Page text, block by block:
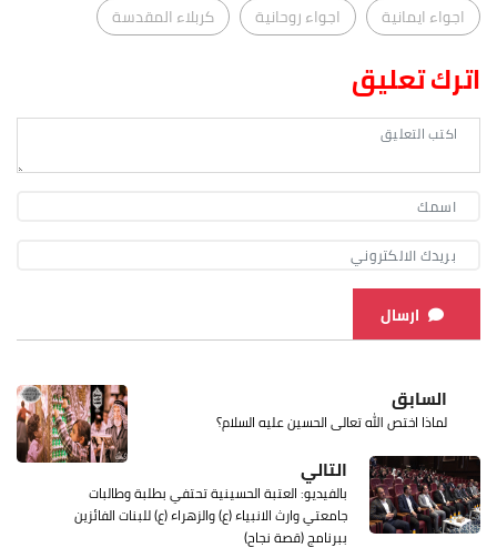
اجواء ايمانية
اجواء روحانية كربلاء المقدسة
اترك تعليق
ارسال
السابق
لماذا اختص الله تعالى الحسين عليه السلام؟
التالي
بالفيديو: العتبة الحسينية تحتفي بطلبة وطالبات
جامعتي وارث الانبياء (ع) والزهراء (ع) للبنات الفائزين
ببرنامج (قصة نجاح)